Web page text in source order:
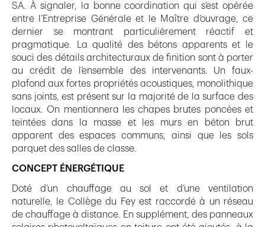
SA. À signaler, la bonne coordination qui s’est opérée
entre l’Entreprise Générale et le Maître d’ouvrage, ce
dernier se montrant particulièrement réactif et
pragmatique. La qualité des bétons apparents et le
souci des détails architecturaux de finition sont à porter
au crédit de l’ensemble des intervenants. Un faux-
plafond aux fortes propriétés acoustiques, monolithique
sans joints, est présent sur la majorité de la surface des
locaux. On mentionnera les chapes brutes poncées et
teintées dans la masse et les murs en béton brut
apparent des espaces communs, ainsi que les sols
parquet des salles de classe.
CONCEPT ÉNERGÉTIQUE
Doté d’un chauffage au sol et d’une ventilation
naturelle, le Collège du Fey est raccordé à un réseau
de chauffage à distance. En supplément, des panneaux